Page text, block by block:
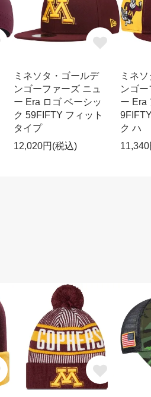
ミネソタ・ゴールデ
ンゴーファーズ ニュ
ー Era ロゴ ベーシッ
ク 59FIFTY フィット
タイプ
12,020円(税込)
ミネ
ンゴー
ー Era
ク ハ